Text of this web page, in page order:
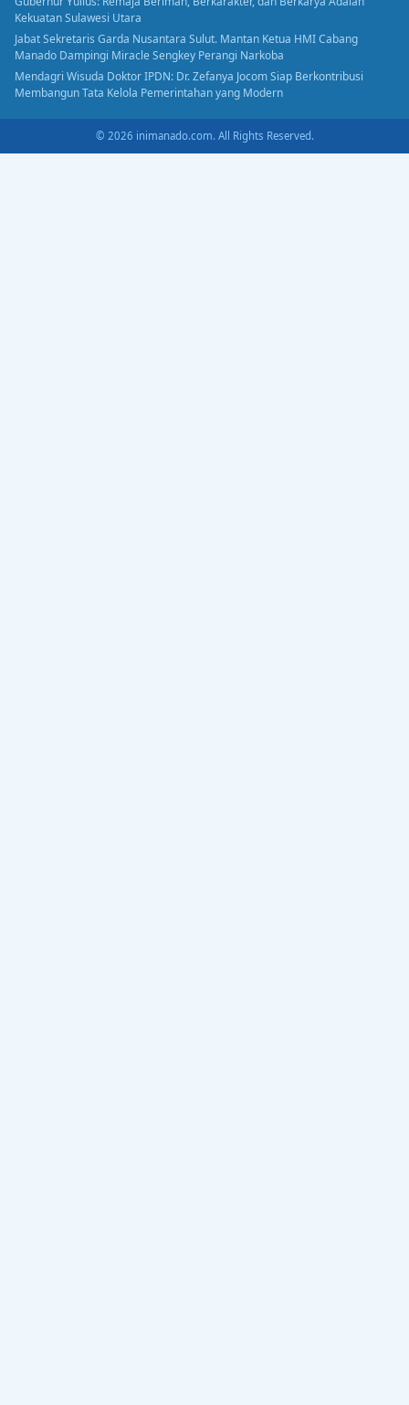
Kekuatan Sulawesi Utara
Jabat Sekretaris Garda Nusantara Sulut. Mantan Ketua HMI Cabang
Manado Dampingi Miracle Sengkey Perangi Narkoba
Mendagri Wisuda Doktor IPDN: Dr. Zefanya Jocom Siap Berkontribusi
Membangun Tata Kelola Pemerintahan yang Modern
© 2026 inimanado.com. All Rights Reserved.